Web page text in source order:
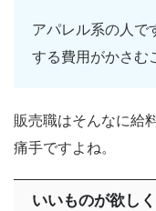
アパレル系の人で
する費用がかさむ
販売職はそんなに給
痛手ですよね。
いいものが欲し